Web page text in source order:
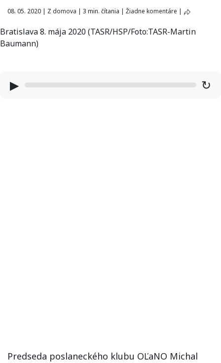
08. 05. 2020 | Z domova | 3 min. čítania | Žiadne komentáre |
Bratislava 8. mája 2020 (TASR/HSP/Foto:TASR-Martin
Baumann)
▶ ↻
Predseda poslaneckého klubu OĽaNO Michal